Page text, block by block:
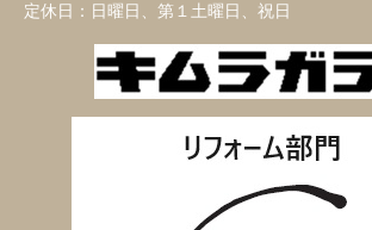
定休日： 日曜日、第１土曜日、祝日